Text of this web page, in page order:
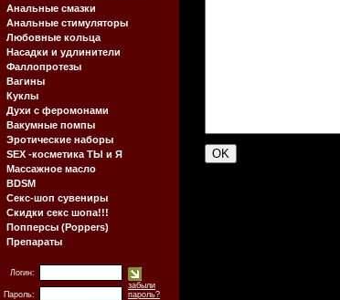
Анальные смазки
Анальные стимуляторы
Любовные кольца
Насадки и удлинители
Фаллопротезы
Вагины
Куклы
Духи с феромонами
Вакумные помпы
Эротические наборы
SEX -косметика ТЫ и Я
Массажное масло
BDSM
Секс-шоп сувениры
Скидки секс шопа!!!
Попперсы (Poppers)
Препараты
Логин:
Пароль:
забыли
пароль?